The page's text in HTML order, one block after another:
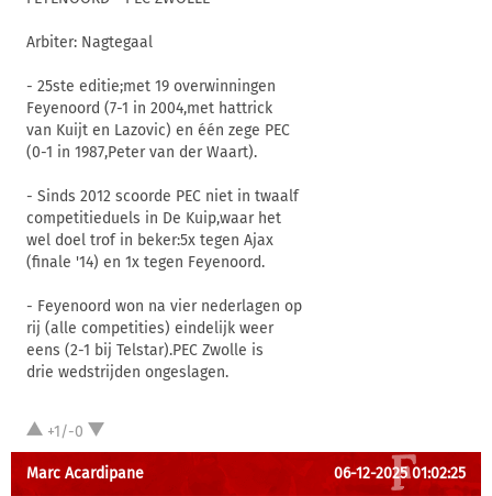
Arbiter: Nagtegaal
- 25ste editie;met 19 overwinningen
Feyenoord (7-1 in 2004,met hattrick
van Kuijt en Lazovic) en één zege PEC
(0-1 in 1987,Peter van der Waart).
- Sinds 2012 scoorde PEC niet in twaalf
competitieduels in De Kuip,waar het
wel doel trof in beker:5x tegen Ajax
(finale '14) en 1x tegen Feyenoord.
- Feyenoord won na vier nederlagen op
rij (alle competities) eindelijk weer
eens (2-1 bij Telstar).PEC Zwolle is
drie wedstrijden ongeslagen.
+1/-0
Marc Acardipane 06-12-2025 01:02:25